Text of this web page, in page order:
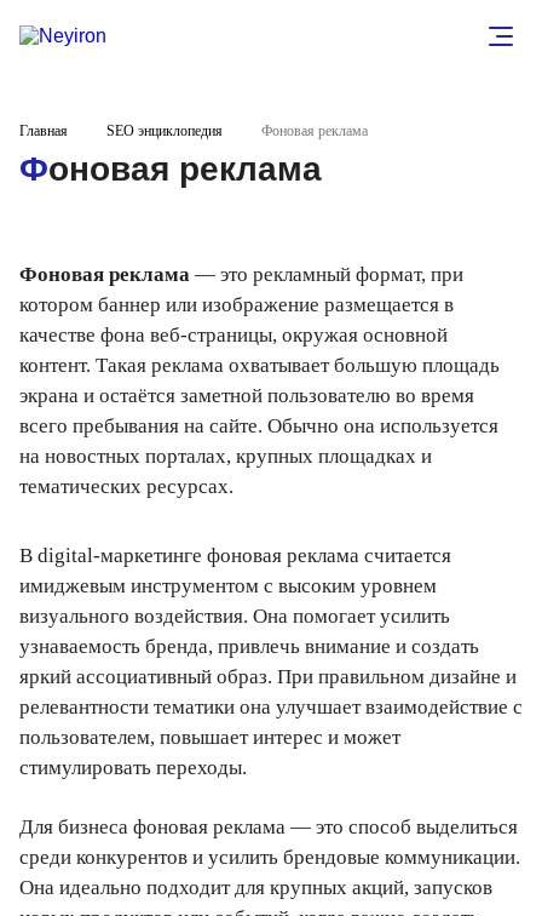
Главная SEO энциклопедия Фоновая реклама
Фоновая реклама
Фоновая реклама — это рекламный формат, при
котором баннер или изображение размещается в
качестве фона веб-страницы, окружая основной
контент. Такая реклама охватывает большую площадь
экрана и остаётся заметной пользователю во время
всего пребывания на сайте. Обычно она используется
на новостных порталах, крупных площадках и
тематических ресурсах.
В digital-маркетинге фоновая реклама считается
имиджевым инструментом с высоким уровнем
визуального воздействия. Она помогает усилить
узнаваемость бренда, привлечь внимание и создать
яркий ассоциативный образ. При правильном дизайне и
релевантности тематики она улучшает взаимодействие с
пользователем, повышает интерес и может
стимулировать переходы.
Для бизнеса фоновая реклама — это способ выделиться
среди конкурентов и усилить брендовые коммуникации.
Она идеально подходит для крупных акций, запусков